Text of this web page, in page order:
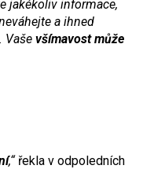
jakékoliv informace,
a ihned
. Vaše všímavost může
,“řekla v odpoledních